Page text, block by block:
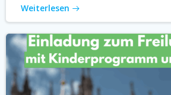
Weiterlesen